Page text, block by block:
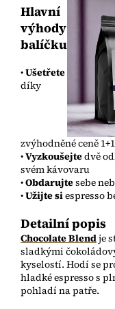
Hlavní
výhody
balíčku
•Ušetřete
díky
zvýhodněné ceně 1+1
•Vyzkoušejtedvě
svém kávovaru
•Obdarujtesebe
•Užijte siespresso
Detailní popis
Chocolate Blendje
sladkými
kyselostí. Hodí se
hladké espresso s
pohladí na patře.